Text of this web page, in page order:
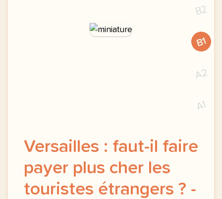
B2
B1
A2
A1
Versailles : faut-il faire
payer plus cher les
touristes étrangers ? -